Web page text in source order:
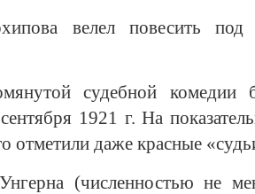
велел повесить под
судебной комедии
1921 г. На
отметили даже красные
(численностью не